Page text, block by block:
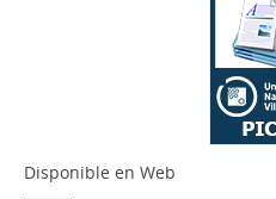
Disponible en Web